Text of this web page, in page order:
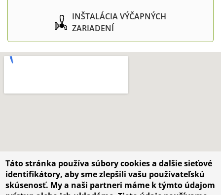
INŠTALÁCIA VÝČAPNÝCH
ZARIADENÍ
Táto stránka používa súbory cookies a dalšie sieťové
identifikátory, aby sme zlepšili vašu používateľskú
skúsenosť. My a naši partneri máme k týmto údajom